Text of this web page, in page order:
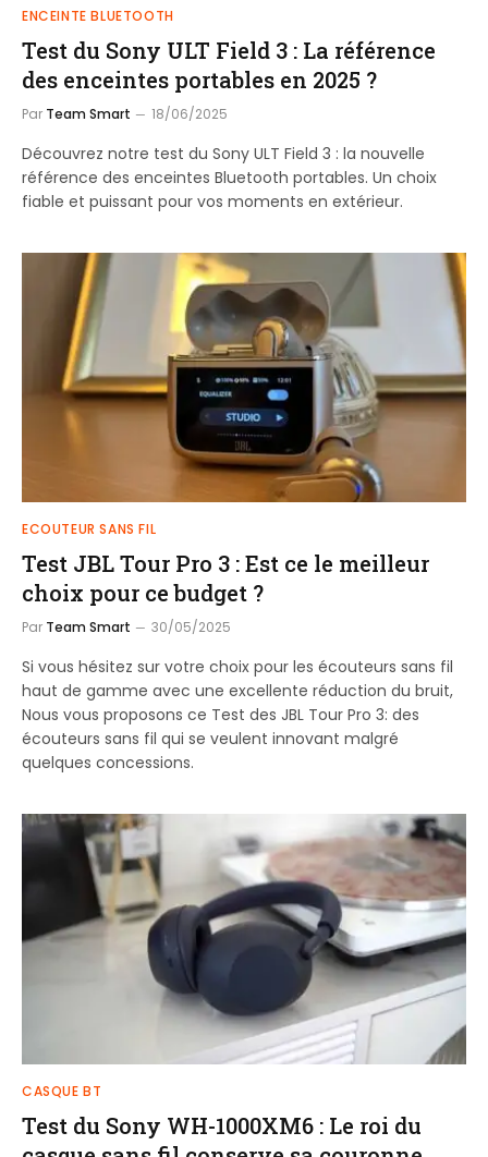
ENCEINTE BLUETOOTH
Test du Sony ULT Field 3 : La référence
des enceintes portables en 2025 ?
Par Team Smart 18/06/2025
Découvrez notre test du Sony ULT Field 3 : la nouvelle
référence des enceintes Bluetooth portables. Un choix
fiable et puissant pour vos moments en extérieur.
ECOUTEUR SANS FIL
Test JBL Tour Pro 3 : Est ce le meilleur
choix pour ce budget ?
Par Team Smart 30/05/2025
Si vous hésitez sur votre choix pour les écouteurs sans fil
haut de gamme avec une excellente réduction du bruit,
Nous vous proposons ce Test des JBL Tour Pro 3: des
écouteurs sans fil qui se veulent innovant malgré
quelques concessions.
CASQUE BT
Test du Sony WH-1000XM6 : Le roi du